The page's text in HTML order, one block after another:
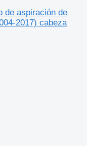
de aspiración de
2017) cabeza